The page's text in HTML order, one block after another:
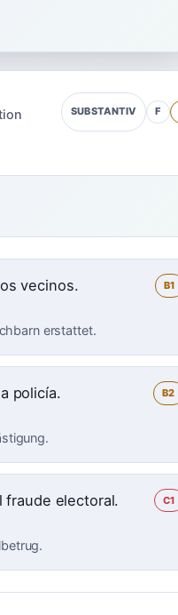
SUBSTANTIV F
vecinos. B1
erstattet.
policía. B2
fraude electoral. C1